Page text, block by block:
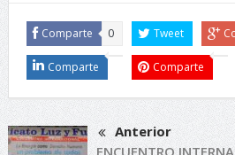
Comparte 0 Tweet
Comparte Comparte
Anterior
ENCUENTRO